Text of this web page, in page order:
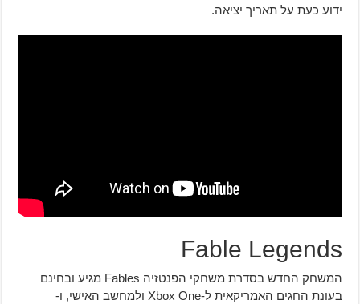
ידוע כעת על תאריך יציאה.
Fable Legends
המשחק החדש בסדרת משחקי הפנטזיה Fables מגיע ובחינם
בעונת החגים האמריקאית ל-Xbox One ולמחשב האישי, ו-